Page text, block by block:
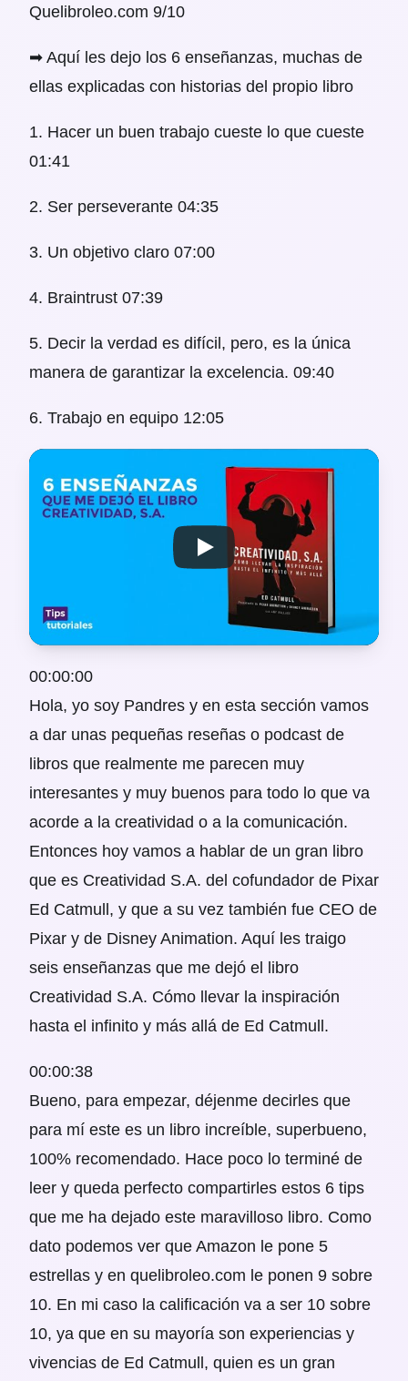
Quelibroleo.com 9/10
➡ Aquí les dejo los 6 enseñanzas, muchas de
ellas explicadas con historias del propio libro
1. Hacer un buen trabajo cueste lo que cueste
01:41
2. Ser perseverante 04:35
3. Un objetivo claro 07:00
4. Braintrust 07:39
5. Decir la verdad es difícil, pero, es la única
manera de garantizar la excelencia. 09:40
6. Trabajo en equipo 12:05
00:00:00
Hola, yo soy Pandres y en esta sección vamos
a dar unas pequeñas reseñas o podcast de
libros que realmente me parecen muy
interesantes y muy buenos para todo lo que va
acorde a la creatividad o a la comunicación.
Entonces hoy vamos a hablar de un gran libro
que es Creatividad S.A. del cofundador de Pixar
Ed Catmull, y que a su vez también fue CEO de
Pixar y de Disney Animation. Aquí les traigo
seis enseñanzas que me dejó el libro
Creatividad S.A. Cómo llevar la inspiración
hasta el infinito y más allá de Ed Catmull.
00:00:38
Bueno, para empezar, déjenme decirles que
para mí este es un libro increíble, superbueno,
100% recomendado. Hace poco lo terminé de
leer y queda perfecto compartirles estos 6 tips
que me ha dejado este maravilloso libro. Como
dato podemos ver que Amazon le pone 5
estrellas y en quelibroleo.com le ponen 9 sobre
10. En mi caso la calificación va a ser 10 sobre
10, ya que en su mayoría son experiencias y
vivencias de Ed Catmull, quien es un gran